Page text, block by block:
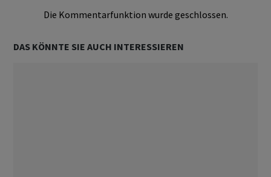
Die Kommentarfunktion wurde geschlossen.
DAS KÖNNTE SIE AUCH INTERESSIEREN